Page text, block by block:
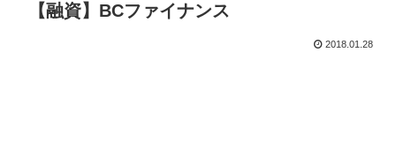
【融資】BCファイナンス
2018.01.28